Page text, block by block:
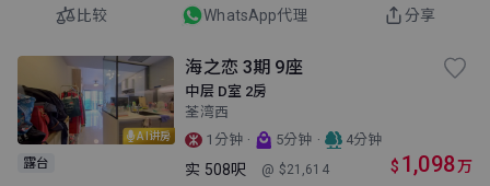
比较 WhatsApp代理 分享
AI讲房
露台
海之恋 3期 9座
中层 D室 2房
荃湾西
1分钟 · 5分钟 · 4分钟
实 508呎 @ $21,614 $ 1,098万